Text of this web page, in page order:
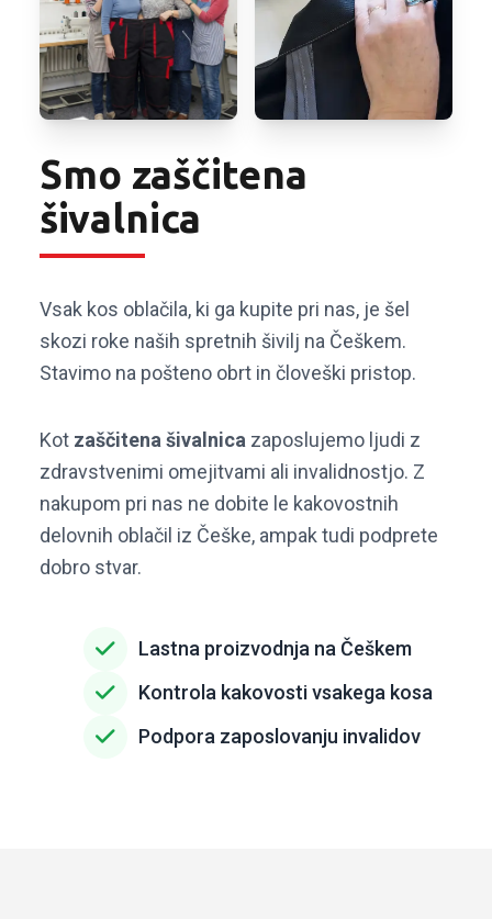
Smo zaščitena
šivalnica
Vsak kos oblačila, ki ga kupite pri nas, je šel
skozi roke naših spretnih šivilj na Češkem.
Stavimo na pošteno obrt in človeški pristop.
Kot zaščitena šivalnica zaposlujemo ljudi z
zdravstvenimi omejitvami ali invalidnostjo. Z
nakupom pri nas ne dobite le kakovostnih
delovnih oblačil iz Češke, ampak tudi podprete
dobro stvar.
Lastna proizvodnja na Češkem
Kontrola kakovosti vsakega kosa
Podpora zaposlovanju invalidov